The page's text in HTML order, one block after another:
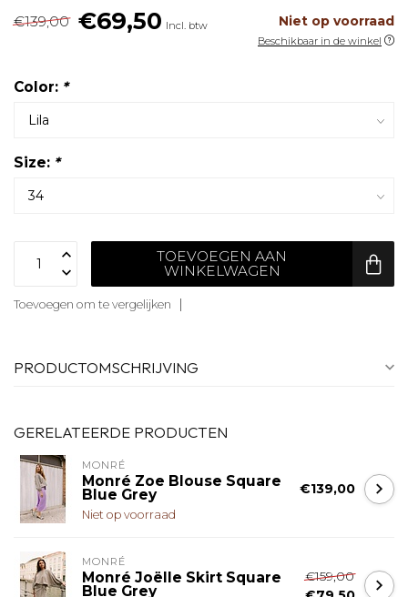
€139,00 €69,50 Incl. btw Niet op voorraad
Beschikbaar in de winkel
Color: *
Size: *
TOEVOEGEN AAN
WINKELWAGEN
Toevoegen om te vergelijken
PRODUCTOMSCHRIJVING
GERELATEERDE PRODUCTEN
MONRÉ
Monré Zoe Blouse Square
Blue Grey
Niet op voorraad
€139,00
MONRÉ
Monré Joëlle Skirt Square
Blue Grey
€159,00